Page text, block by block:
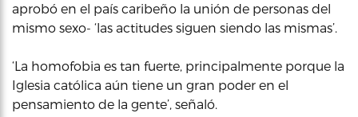
aprobó en el país caribeño la unión de personas del
mismo sexo- ‘las actitudes siguen siendo las mismas’.
‘La homofobia es tan fuerte, principalmente porque la
Iglesia católica aún tiene un gran poder en el
pensamiento de la gente’, señaló.